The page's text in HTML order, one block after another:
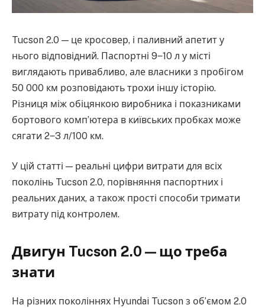
Tucson 2.0 — це кросовер, і паливний апетит у
нього відповідний. Паспортні 9‒10 л у місті
виглядають привабливо, але власники з пробігом
50 000 км розповідають трохи іншу історію.
Різниця між обіцянкою виробника і показниками
бортового комп’ютера в київських пробках може
сягати 2‒3 л/100 км.
У цій статті — реальні цифри витрати для всіх
поколінь Tucson 2.0, порівняння паспортних і
реальних даних, а також прості способи тримати
витрату під контролем.
Двигун Tucson 2.0 — що треба
знати
На різних поколіннях Hyundai Tucson з об’ємом 2.0